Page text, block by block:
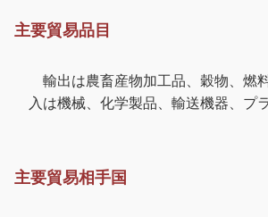
主要貿易品目
輸出は農畜産物加工品、穀物、燃
入は機械、化学製品、輸送機器、プ
主要貿易相手国